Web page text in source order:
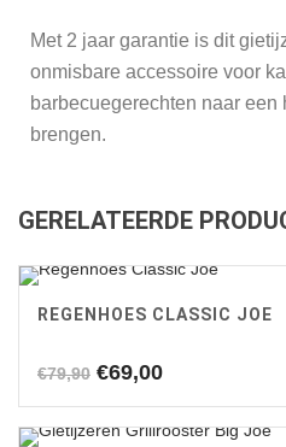
Met 2 jaar garantie is dit
onmisbare accessoire voor
barbecuegerechten naar
brengen.
GERELATEERDE
REGENHOES CLASSIC JOE
€79,90 Oorspronkelijke
was:
€69,00Huidige
is: